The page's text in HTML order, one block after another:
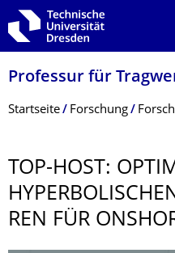
Zur Hauptnavigation springen
Zur Suche springen
Zum Inhalt springen
Professur für
Breadcrumb-Menü
Startseite Forschung
TOP-HOST:
REN FÜR